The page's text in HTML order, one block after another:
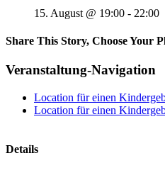
15. August @ 19:00 - 22:00
Share This Story, Choose Your
Veranstaltung-Navigation
Location für einen
Location für einen
Details